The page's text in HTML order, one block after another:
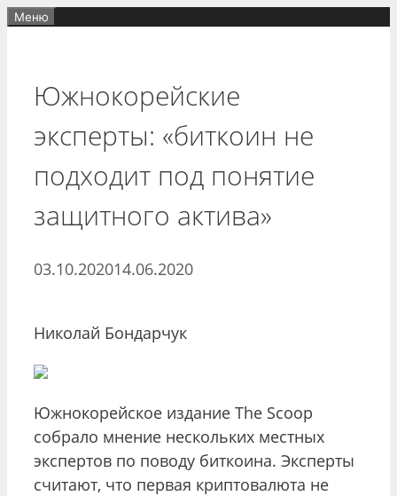
Перейти
Меню
Южнокорейские
эксперты: «биткоин не
подходит под понятие
защитного актива»
03.10.202014.06.2020
Николай Бондарчук
Южнокорейское издание The Scoop
собрало мнение нескольких местных
экспертов по поводу биткоина. Эксперты
считают, что первая криптовалюта не